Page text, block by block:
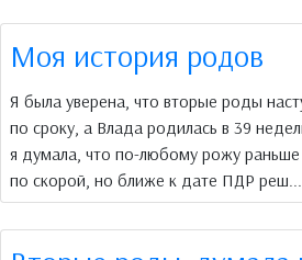
Моя история родов
Я была уверена, что вторые роды
по сроку, а Влада родилась в 39
я думала, что по-любому рожу
по скорой, но ближе к дате ПДР реш...